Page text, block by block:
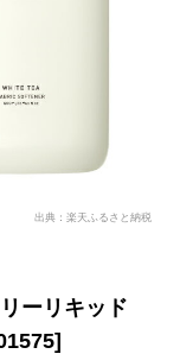
出典：楽天ふるさと納税
ーリキッド